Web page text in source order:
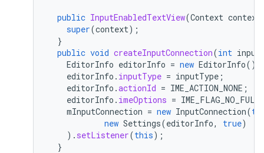
public InputEnabledTextView(Context context
super(context);
}
public void createInputConnection(int
EditorInfo editorInfo = new EditorInfo();
editorInfo . inputType = inputType ;
editorInfo .actionId = IME_ACTION_NONE ;
editorInfo . imeOptions =
mInputConnection = new InputConnection(
new Settings(editorInfo, true)
). setListener(this);
}